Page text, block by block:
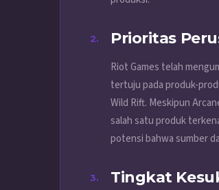
Prioritas
Riot Games telah
tertuju pada produk-
Wild Rift. Meskipun
salah satu produk
potensi bahwa sumber
Tingkat